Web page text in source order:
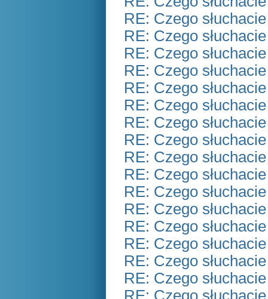
RE: Czego
RE: Czego
RE: Czego
RE: Czego
RE: Czego
RE: Czego
RE: Czego
RE: Czego
RE: Czego
RE: Czego
RE: Czego
RE: Czego
RE: Czego
RE: Czego
RE: Czego
RE: Czego
RE: Czego